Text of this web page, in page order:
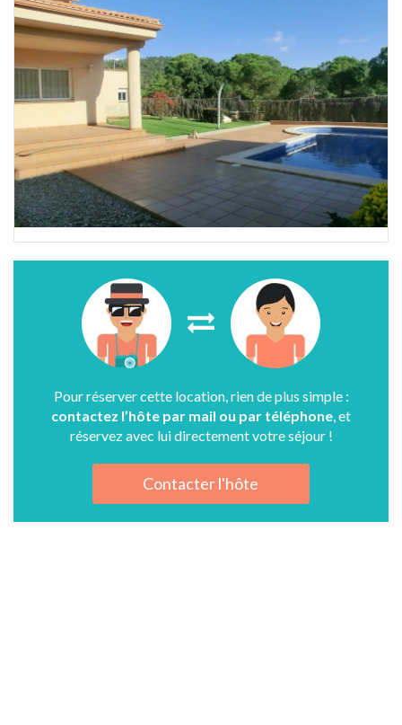
Pour réserver cette location, rien de plus simple :
contactez l’hôte par mail ou par téléphone , et
réservez avec lui directement votre séjour !
Contacter l'hôte